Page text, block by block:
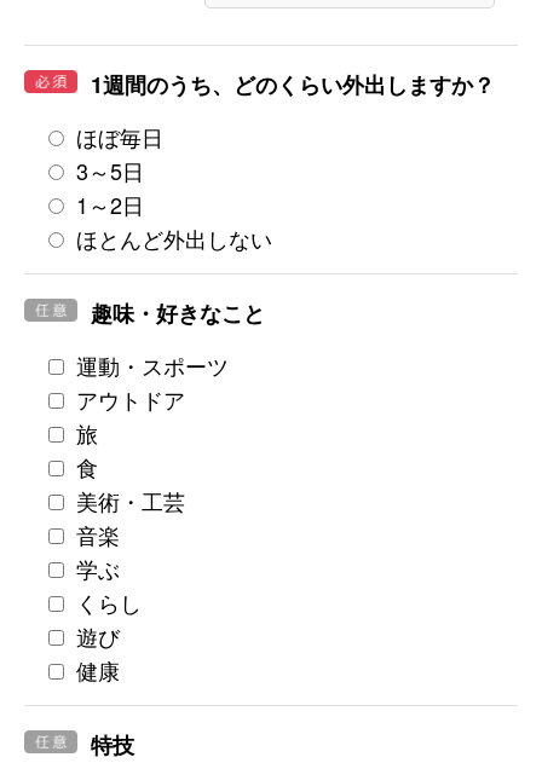
1週間のうち、どのくらい外出しますか？
ほぼ毎日
3～5日
1～2日
ほとんど外出しない
趣味・好きなこと
運動・スポーツ
アウトドア
旅
食
美術・工芸
音楽
学ぶ
くらし
遊び
健康
特技